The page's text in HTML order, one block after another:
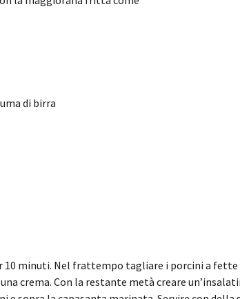
di birra
10 minuti. Nel frattempo tagliare i porcini a
crema. Con la restante metà creare